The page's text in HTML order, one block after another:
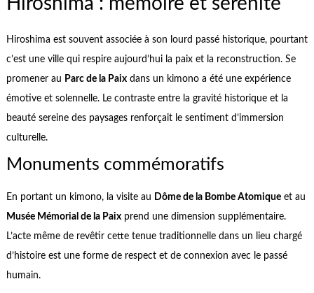
Hiroshima est souvent associée à son lourd passé historique, pourtant
c’est une ville qui respire aujourd’hui la paix et la reconstruction. Se
promener au Parc de la Paixdans un kimono a été une expérience
émotive et solennelle. Le contraste entre la gravité historique et la
beauté sereine des paysages renforçait le sentiment d’immersion
culturelle.
Monuments commémoratifs
En portant un kimono, la visite au Dôme de la Bombe Atomiqueet au
Musée Mémorial de la Paixprend une dimension supplémentaire.
L’acte même de revêtir cette tenue traditionnelle dans un lieu chargé
d’histoire est une forme de respect et de connexion avec le passé
humain.